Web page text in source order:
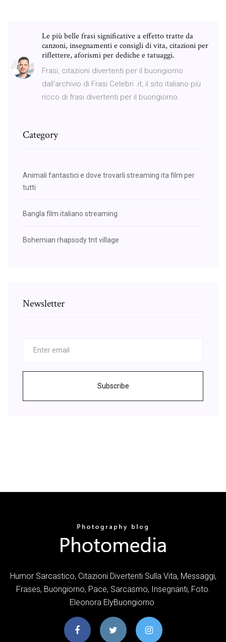
Le più belle frasi significative a effetto tratte da
canzoni, insegnamenti e consigli di vita, citazioni per
riflettere, aforismi per dediche e tatuaggi.
Frasi, citazioni divertenti per il buongiorno
dall'archivio di Frasi Celebri .it, il sito italiano più
ricco di frasi divertenti per il buongiorno.
Category
Animali fantastici e dove trovarli streaming ita film per
tutti
Bangla film italiano streaming
Bohemian rhapsody tnt village
Newsletter
Subscribe
Humor Sarcastico, Citazioni Divertenti Sulla Vita, Messaggi,
Frases, Buongiorno, Pace, Sarcasmo, Insegnanti, Foto.
Eleonora ElyBuongiorno